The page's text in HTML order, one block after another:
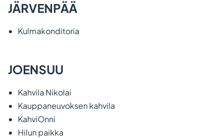
JÄRVENPÄÄ
Kulmakonditoria
JOENSUU
Kahvila Nikolai
Kauppaneuvoksen kahvila
KahviOnni
Hilun paikka